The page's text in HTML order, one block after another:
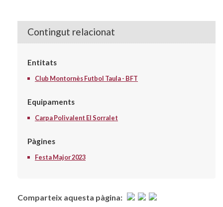
Contingut relacionat
Entitats
Club Montornès Futbol Taula - BFT
Equipaments
Carpa Polivalent El Sorralet
Pàgines
Festa Major 2023
Comparteix aquesta pàgina: